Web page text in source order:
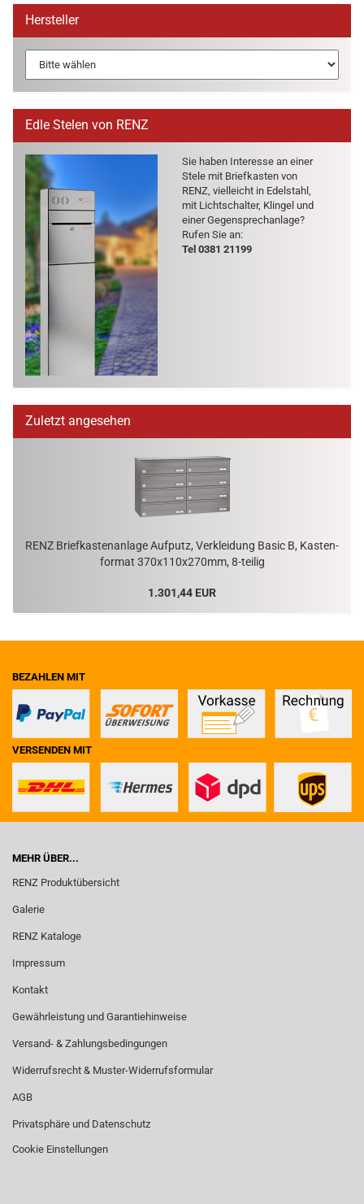
Hersteller
Edle Stelen von RENZ
Sie haben In­ter­es­se an einer
Stele mit Brief­kas­ten von
RENZ, viel­leicht in Edel­stahl,
mit Licht­schal­ter, Klin­gel und
einer Ge­gen­sprech­an­la­ge?
Rufen Sie an:
Tel 0381 21199
Zuletzt angesehen
RENZ Brief­kas­ten­an­la­ge Auf­putz, Ver­klei­dung Basic B, Kas­ten­
for­mat 370x110x270mm, 8-​teilig
1.301,44 EUR
BEZAHLEN MIT
VERSENDEN MIT
MEHR ÜBER...
RENZ Produktübersicht
Galerie
RENZ Kataloge
Impressum
Kontakt
Gewährleistung und Garantiehinweise
Versand- & Zahlungsbedingungen
Widerrufsrecht & Muster-Widerrufsformular
AGB
Privatsphäre und Datenschutz
Cookie Einstellungen